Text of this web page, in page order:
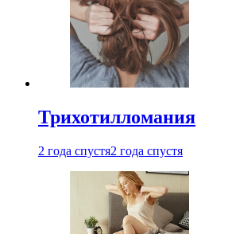
Трихотилломания
2 года спустя2 года спустя